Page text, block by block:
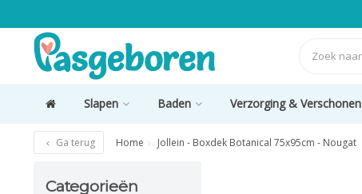
Slapen Baden Verzorging & Verschonen
Ga terug Home Jollein - Boxdek Botanical 75x95cm - Nougat
Categorieën